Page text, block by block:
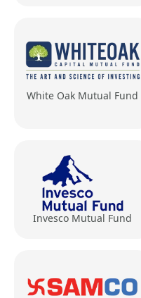
White Oak Mutual Fund
Invesco Mutual Fund